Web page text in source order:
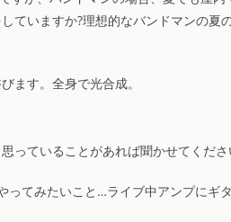
ていますか?理想的なバンドマンの夏
ます。全身で光合成。
ていることがあれば聞かせてくださ
てみたいこと…ライブ中アンプにギ